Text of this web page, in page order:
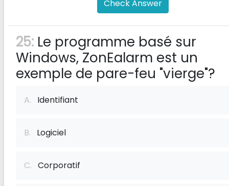
Check Answer
25: Le programme basé sur
Windows, ZonEalarm est un
exemple de pare-feu "vierge"?
A. Identifiant
B. Logiciel
C. Corporatif